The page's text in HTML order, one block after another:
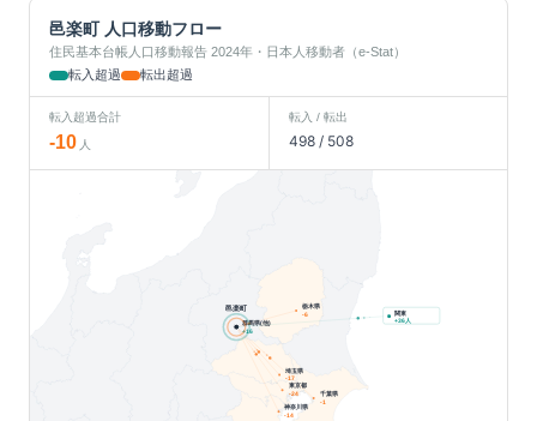
邑楽町人口移動フロー
住民基本台帳人口移動報告 2024年・日本人移動者（e-Stat）
転入超過
転出超過
転入超過合計
-10 人
転入 / 転出
498/ 508
群馬県(他)
+16
千葉県
-1
栃木県
-6
神奈川県
-14
埼玉県
-17
東京都
-24
邑楽町
関東
+36人